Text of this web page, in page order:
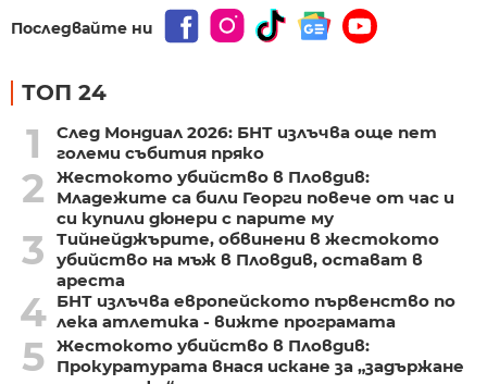
Последвайте ни
ТОП 24
1
След Мондиал 2026: БНТ излъчва още пет
големи събития пряко
2
Жестокото убийство в Пловдив:
Младежите са били Георги повече от час и
си купили дюнери с парите му
3
Тийнейджърите, обвинени в жестокото
убийство на мъж в Пловдив, остават в
ареста
4 БНТ излъчва европейското първенство по
лека атлетика - вижте програмата
5 Жестокото убийство в Пловдив:
Прокуратурата внася искане за „задържане